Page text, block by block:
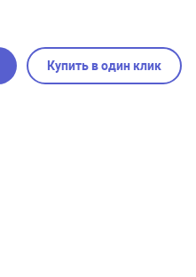
Купить в один клик